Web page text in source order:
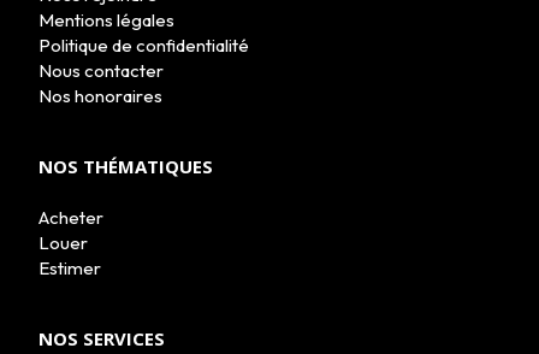
Mentions légales
Politique de confidentialité
Nous contacter
Nos honoraires
NOS THÉMATIQUES
Acheter
Louer
Estimer
NOS SERVICES